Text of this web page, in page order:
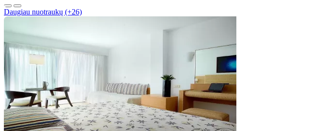
Daugiau nuotraukų (+26)